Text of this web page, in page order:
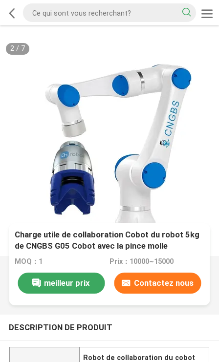
2/ 7
Charge utile de collaboration Cobot du robot 5kg
de CNGBS G05 Cobot avec la pince molle
d'Onrobot pour de transfert
MOQ：1 Prix：10000~15000
meilleur prix Contactez nous
DESCRIPTION DE PRODUIT
Robot de collaboration du cobot